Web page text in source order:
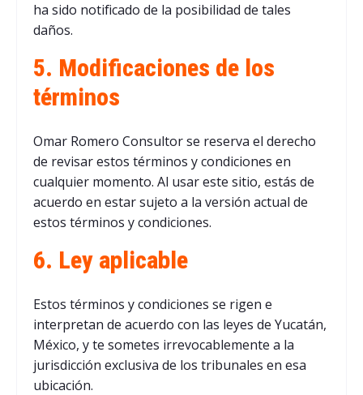
ha sido notificado de la posibilidad de tales
daños.
5. Modificaciones de los
términos
Omar Romero Consultor se reserva el derecho
de revisar estos términos y condiciones en
cualquier momento. Al usar este sitio, estás de
acuerdo en estar sujeto a la versión actual de
estos términos y condiciones.
6. Ley aplicable
Estos términos y condiciones se rigen e
interpretan de acuerdo con las leyes de Yucatán,
México, y te sometes irrevocablemente a la
jurisdicción exclusiva de los tribunales en esa
ubicación.